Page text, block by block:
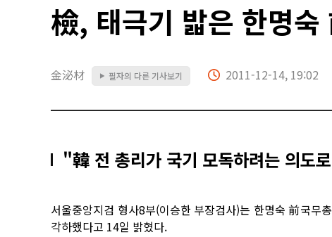
檢, 태극기 밟은 한명
金泌材 ▶ 필자의 다른 기사보기 2011-12-14, 19:02
"韓 전 총리가 국기 모독하려는 의도
서울중앙지검 형사8부(이승한 부장검사)는 한명숙 前국무
각하했다고 14일 밝혔다.